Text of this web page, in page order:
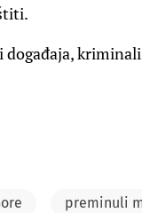
preminuli